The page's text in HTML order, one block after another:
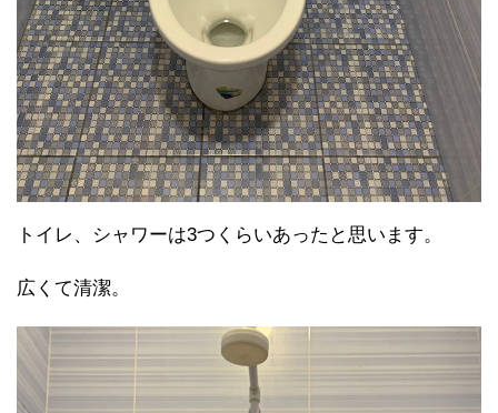
トイレ、シャワーは3つくらいあったと思います。
広くて清潔。